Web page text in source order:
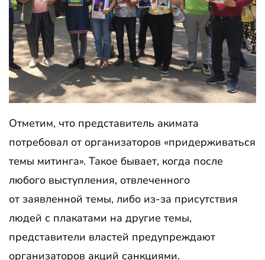
Отметим, что представитель акимата
потребовал от организаторов «придерживаться
темы митинга». Такое бывает, когда после
любого выступления, отвлеченного
от заявленной темы, либо из-за присутствия
людей с плакатами на другие темы,
представители властей предупреждают
организаторов акций санкциями.